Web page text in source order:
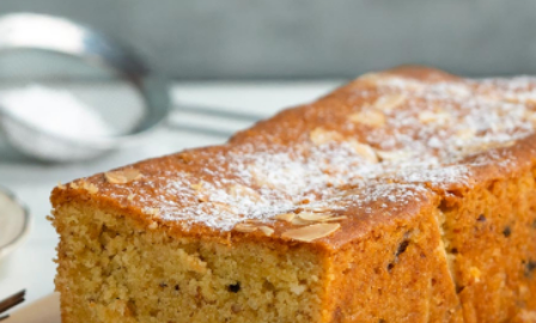
ΣΥΝΤΑΓΕΣ
Κέικ με σταφίδες
Κέικ με σταφίδες και καρύδια, αρωματισμένο με
πορτοκάλι και κανέλα. Εύκολη συνταγή για κέικ και
ιδανική για κάθε ώρα.
Εύκολη 0:50